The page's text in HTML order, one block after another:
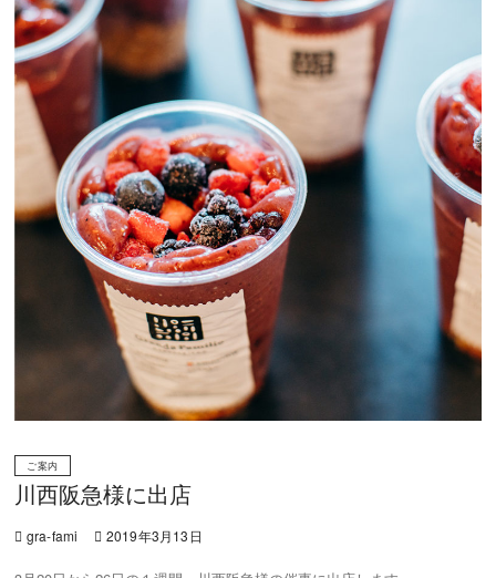
ご案内
川西阪急様に出店
gra-fami 2019年3月13日